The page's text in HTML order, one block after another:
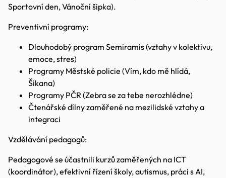
Sportovní den, Vánoční šipka).
Preventivní programy:
Dlouhodobý program Semiramis (vztahy v kolektivu,
emoce, stres)
Programy Městské policie (Vím, kdo mě hlídá,
Šikana)
Programy PČR (Zebra se za tebe nerozhlédne)
Čtenářské dílny zaměřené na mezilidské vztahy a
integraci
Vzdělávání pedagogů:
Pedagogové se účastnili kurzů zaměřených na ICT
(koordinátor), efektivní řízení školy, autismus, práci s AI,